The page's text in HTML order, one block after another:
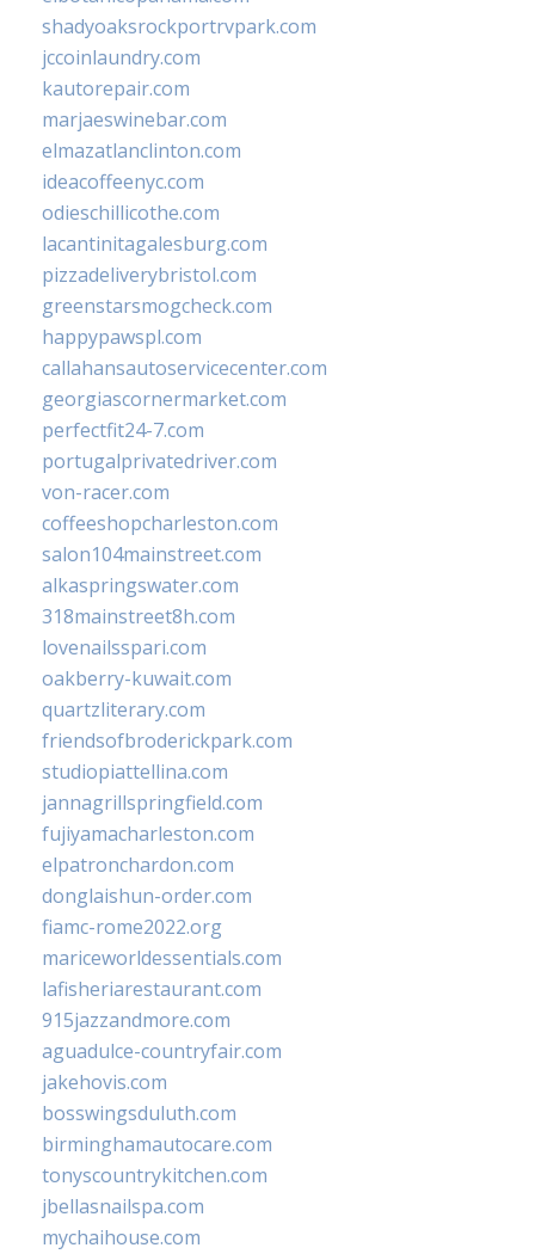
shadyoaksrockportrvpark.com
jccoinlaundry.com
kautorepair.com
marjaeswinebar.com
elmazatlanclinton.com
ideacoffeenyc.com
odieschillicothe.com
lacantinitagalesburg.com
pizzadeliverybristol.com
greenstarsmogcheck.com
happypawspl.com
callahansautoservicecenter.com
georgiascornermarket.com
perfectfit24-7.com
portugalprivatedriver.com
von-racer.com
coffeeshopcharleston.com
salon104mainstreet.com
alkaspringswater.com
318mainstreet8h.com
lovenailsspari.com
oakberry-kuwait.com
quartzliterary.com
friendsofbroderickpark.com
studiopiattellina.com
jannagrillspringfield.com
fujiyamacharleston.com
elpatronchardon.com
donglaishun-order.com
fiamc-rome2022.org
mariceworldessentials.com
lafisheriarestaurant.com
915jazzandmore.com
aguadulce-countryfair.com
jakehovis.com
bosswingsduluth.com
birminghamautocare.com
tonyscountrykitchen.com
jbellasnailspa.com
mychaihouse.com